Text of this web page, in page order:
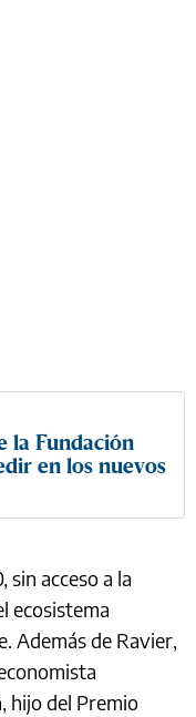
la Fundación
en los nuevos
sin acceso a la
ecosistema
Además de Ravier,
, hijo del Premio